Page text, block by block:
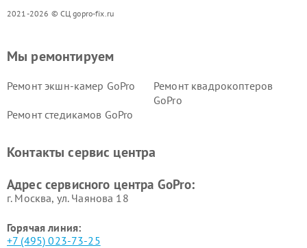
2021-2026 © СЦ gopro-fix.ru
Мы ремонтируем
Ремонт экшн-камер GoPro
Ремонт квадрокоптеров
GoPro
Ремонт стедикамов GoPro
Контакты сервис центра
Адрес сервисного центра GoPro:
г. Москва, ул. Чаянова 18
Горячая линия:
+7 (495) 023-73-25